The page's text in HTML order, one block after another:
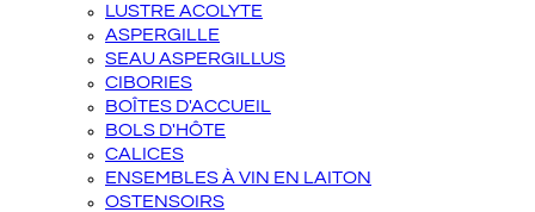
LUSTRE ACOLYTE
ASPERGILLE
SEAU ASPERGILLUS
CIBORIES
BOÎTES D'ACCUEIL
BOLS D'HÔTE
CALICES
ENSEMBLES À VIN EN LAITON
OSTENSOIRS